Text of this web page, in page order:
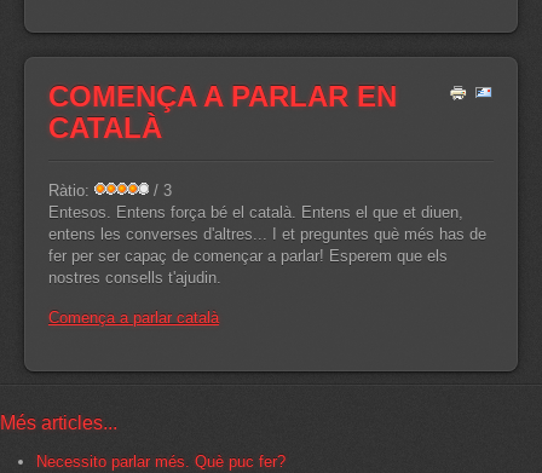
COMENÇA A PARLAR EN
CATALÀ
Ràtio:
/ 3
Entesos. Entens força bé el català. Entens el que et diuen,
entens les converses d'altres... I et preguntes què més has de
fer per ser capaç de començar a parlar! Esperem que els
nostres consells t'ajudin.
Comença a parlar català
Més articles...
Necessito parlar més. Què puc fer?